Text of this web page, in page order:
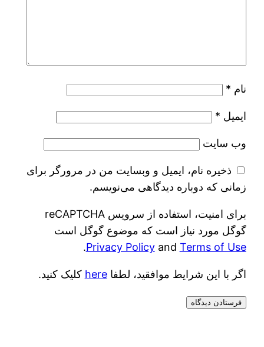
نام *
ایمیل *
وب‌ سایت
ذخیره نام، ایمیل و وبسایت من در مرورگر برای
زمانی که دوباره دیدگاهی می‌نویسم.
برای امنیت، استفاده از سرویس reCAPTCHA
گوگل مورد نیاز است که موضوع گوگل است
Privacy Policyand Terms of Use
.
اگر با این شرایط موافقید، لطفاhere کلیک کنید.